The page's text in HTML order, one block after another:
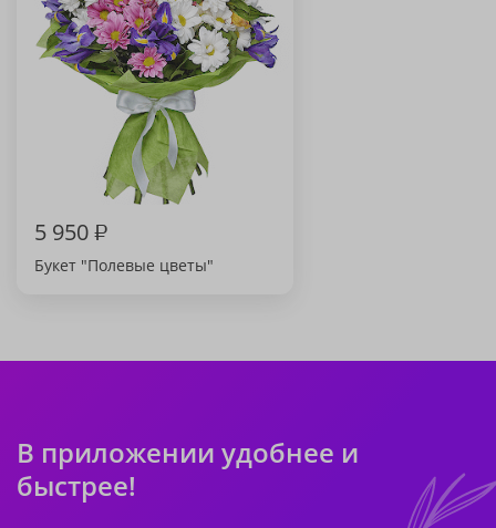
5 950₽
Букет "Полевые цветы"
В приложении удобнее и
быстрее!